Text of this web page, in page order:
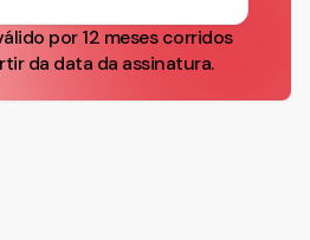
por 12 meses corridos
da data da assinatura.